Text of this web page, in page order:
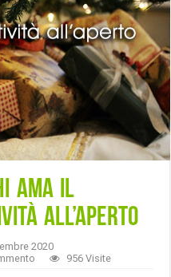
ama il
all’aperto
2020
956 Visite